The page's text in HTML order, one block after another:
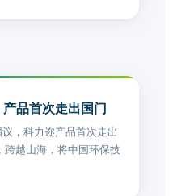
品首次走出国门
，科力迩产品首次走出
跨越山海，将中国环保技